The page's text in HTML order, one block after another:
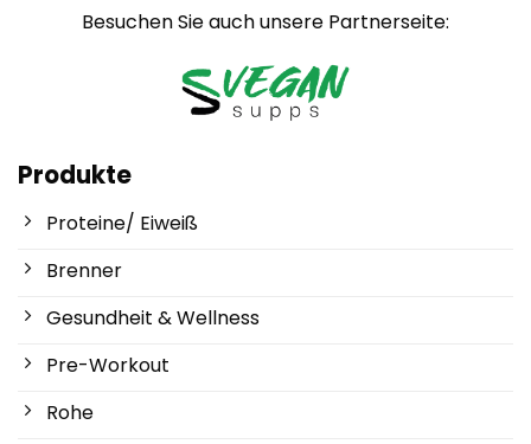
Besuchen Sie auch unsere Partnerseite:
Produkte
Proteine/ Eiweiß
Brenner
Gesundheit & Wellness
Pre-Workout
Rohe